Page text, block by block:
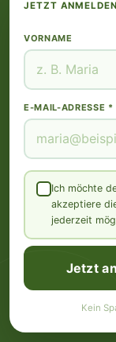
JETZT
VORNAME
E-MAIL-ADRESSE *
Ich möchte
akzeptiere
jederzeit
Jetzt
Kein